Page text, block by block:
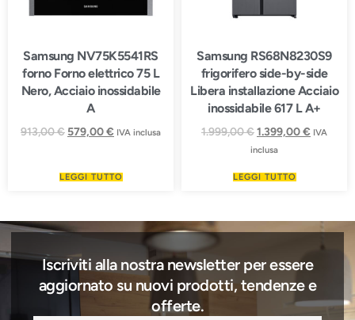
Samsung NV75K5541RS
forno Forno elettrico 75 L
Nero, Acciaio inossidabile
A
913,00€ 579,00€ IVA inclusa
LEGGI TUTTO
Samsung RS68N8230S9
frigorifero side-by-side
Libera installazione Acciaio
inossidabile 617 L A+
1.999,00€1.399,00€ IVA
inclusa
LEGGI TUTTO
Iscriviti alla nostra newsletter per essere
aggiornato su nuovi prodotti, tendenze e
offerte.